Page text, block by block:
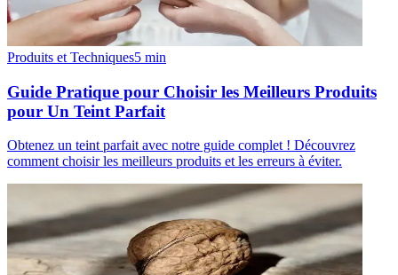
Produits et Techniques5 min
Guide Pratique pour Choisir les Meilleurs Produits
pour Un Teint Parfait
Obtenez un teint parfait avec notre guide complet ! Découvrez
comment choisir les meilleurs produits et les erreurs à éviter.